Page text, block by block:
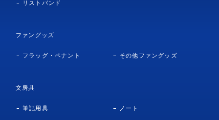
リストバンド
ファングッズ
フラッグ・ペナント その他ファングッズ
文房具
筆記用具 ノート